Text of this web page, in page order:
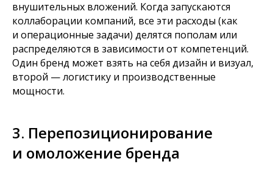
внушительных вложений. Когда запускаются
коллаборации компаний, все эти расходы (как
и операционные задачи) делятся пополам или
распределяются в зависимости от компетенций.
Один бренд может взять на себя дизайн и визуал,
второй — логистику и производственные
мощности.
3. Перепозиционирование
и омоложение бренда